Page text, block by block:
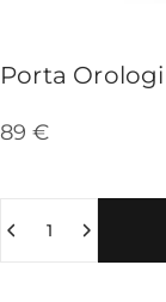
Porta Orologi
89 €